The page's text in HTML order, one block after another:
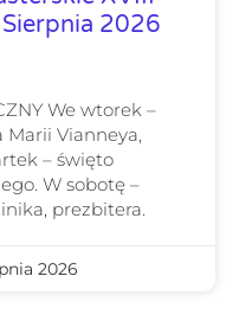
Sierpnia 2026
We wtorek –
Marii Vianneya,
– święto
W sobotę –
prezbitera.
2026